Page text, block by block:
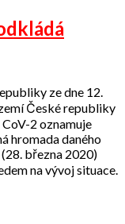
ze dne 12.
České republiky
2 oznamuje
hromada daného
března 2020)
na vývoj situace.